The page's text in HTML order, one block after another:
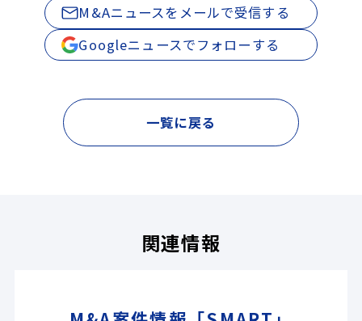
M&Aニュースをメールで受信する
Googleニュースでフォローする
一覧に戻る
関連情報